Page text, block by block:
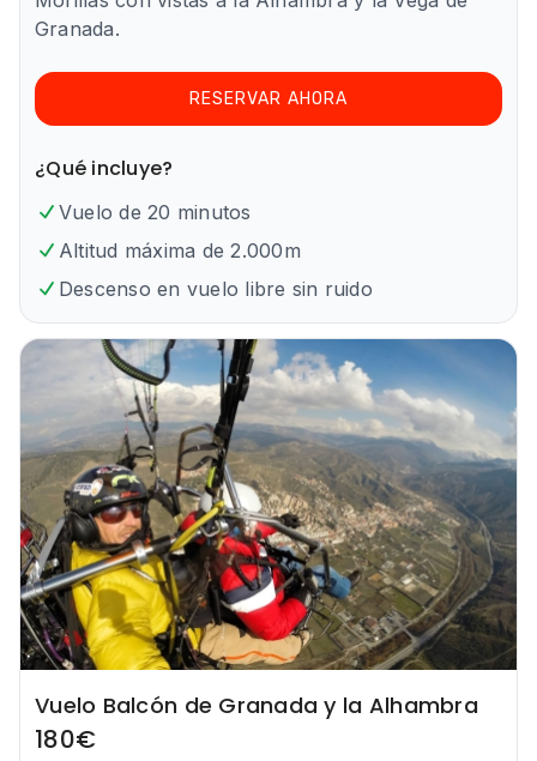
Granada.
RESERVAR AHORA
¿Qué incluye?
Vuelo de 20 minutos
Altitud máxima de 2.000m
Descenso en vuelo libre sin ruido
Vuelo Balcón de Granada y la Alhambra
180€